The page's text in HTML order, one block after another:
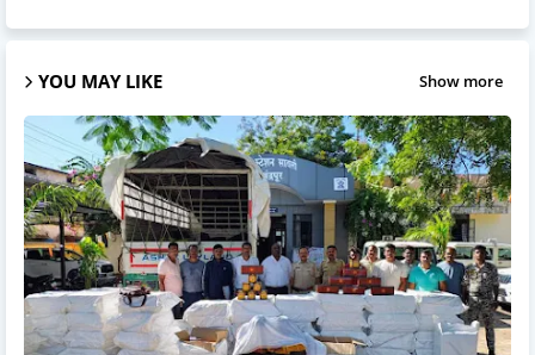
YOU MAY LIKE Show more